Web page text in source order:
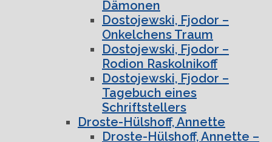
Dämonen
Dostojewski, Fjodor –
Onkelchens Traum
Dostojewski, Fjodor –
Rodion Raskolnikoff
Dostojewski, Fjodor –
Tagebuch eines
Schriftstellers
Droste-Hülshoff, Annette
Droste-Hülshoff, Annette –